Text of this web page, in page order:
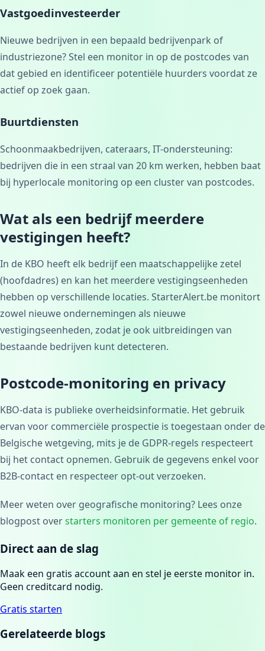
Vastgoedinvesteerder
Nieuwe bedrijven in een bepaald bedrijvenpark of
industriezone? Stel een monitor in op de postcodes van
dat gebied en identificeer potentiële huurders voordat ze
actief op zoek gaan.
Buurtdiensten
Schoonmaakbedrijven, cateraars, IT-ondersteuning:
bedrijven die in een straal van 20 km werken, hebben baat
bij hyperlocale monitoring op een cluster van postcodes.
Wat als een bedrijf meerdere
vestigingen heeft?
In de KBO heeft elk bedrijf een maatschappelijke zetel
(hoofdadres) en kan het meerdere vestigingseenheden
hebben op verschillende locaties. StarterAlert.be monitort
zowel nieuwe ondernemingen als nieuwe
vestigingseenheden, zodat je ook uitbreidingen van
bestaande bedrijven kunt detecteren.
Postcode-monitoring en privacy
KBO-data is publieke overheidsinformatie. Het gebruik
ervan voor commerciële prospectie is toegestaan onder de
Belgische wetgeving, mits je de GDPR-regels respecteert
bij het contact opnemen. Gebruik de gegevens enkel voor
B2B-contact en respecteer opt-out verzoeken.
Meer weten over geografische monitoring? Lees onze
blogpost overstarters monitoren per gemeente of regio.
Direct aan de slag
Maak een gratis account aan en stel je eerste monitor in.
Geen creditcard nodig.
Gratis starten
Gerelateerde blogs